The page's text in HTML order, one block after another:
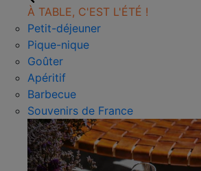
À TABLE, C'EST L'ÉTÉ !
Petit-déjeuner
Pique-nique
Goûter
Apéritif
Barbecue
Souvenirs de France